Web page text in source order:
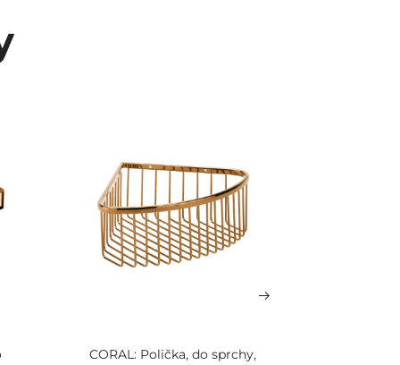
CORAL: Polička, do sprchy,